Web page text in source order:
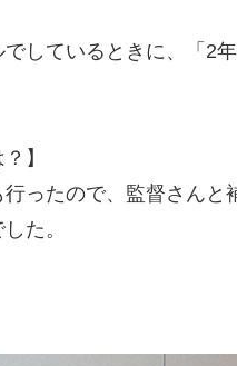
しているときに、「2
】
ったので、監督さん
た。